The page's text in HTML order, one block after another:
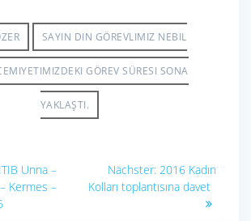
at
s
A
p
p
ar
e
SAYIN DIN GÖREVLIMIZ NEBIL
GÖREV SÜRESI SONA
YAKLAŞTI.
Unna –
Kermes –
Nächster: Nächster
Beitrag:
2016 Kadın
Kolları toplantısına davet